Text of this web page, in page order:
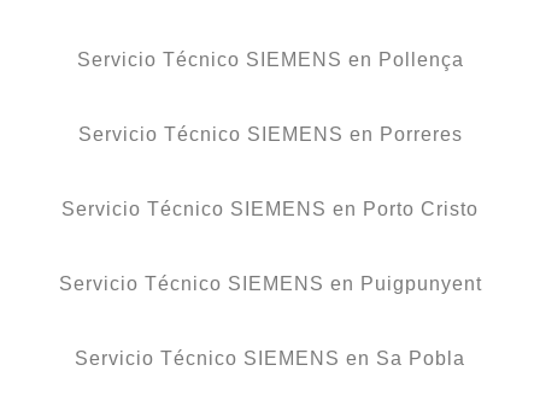
Servicio Técnico SIEMENS en Pollença
Servicio Técnico SIEMENS en Porreres
Servicio Técnico SIEMENS en Porto Cristo
Servicio Técnico SIEMENS en Puigpunyent
Servicio Técnico SIEMENS en Sa Pobla